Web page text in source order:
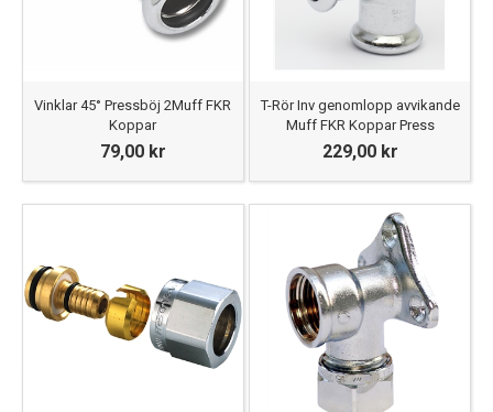
Vinklar 45° Pressböj 2Muff FKR
Koppar
79,00 kr
T-Rör Inv genomlopp avvikande
Muff FKR Koppar Press
229,00 kr